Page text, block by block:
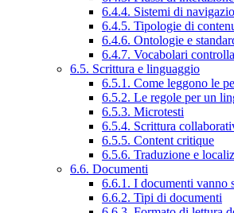
6.4.4. Sistemi di
6.4.5. Tipologie di
6.4.6. Ontologie e
6.4.7. Vocabolari
6.5. Scrittura e linguaggio
6.5.1. Come leggono le
6.5.2. Le regole per un
6.5.3. Microtesti
6.5.4. Scrittura
6.5.5. Content critique
6.5.6. Traduzione e
6.6. Documenti
6.6.1. I documenti vanno
6.6.2. Tipi di documenti